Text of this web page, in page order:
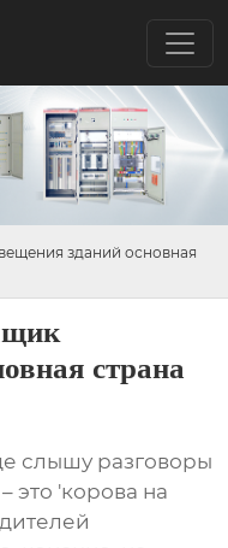
зданий основная
страна
слышу разговоры
это 'корова на